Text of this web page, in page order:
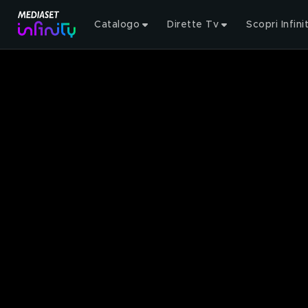
Catalogo Dirette Tv Scopri